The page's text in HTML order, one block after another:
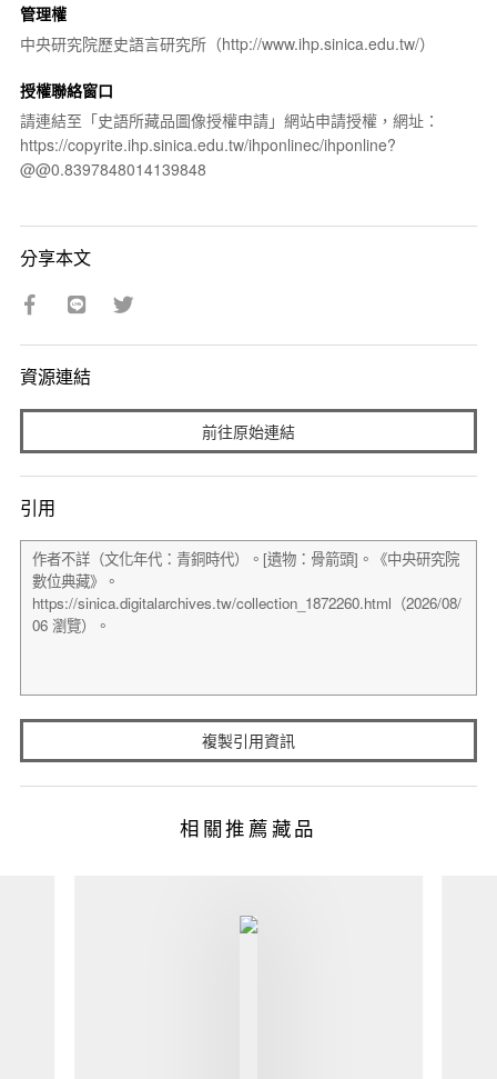
管理權
中央研究院歷史語言研究所（http://www.ihp.sinica.edu.tw/）
授權聯絡窗口
請連結至「史語所藏品圖像授權申請」網站申請授權，網址：
https://copyrite.ihp.sinica.edu.tw/ihponlinec/ihponline?
@@0.8397848014139848
分享本文
資源連結
前往原始連結
引用
複製引用資訊
相關推薦藏品